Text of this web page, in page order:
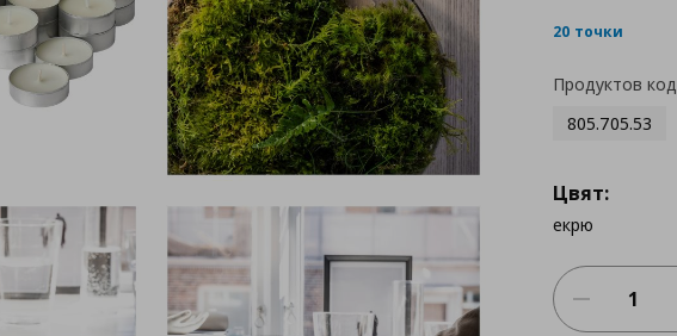
20 точки
Продуктов код
805.705.53
Цвят:
екрю